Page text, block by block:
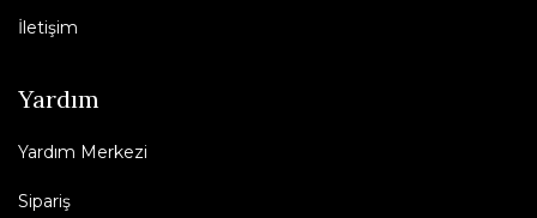
İletişim
Yardım
Yardım Merkezi
Sipariş